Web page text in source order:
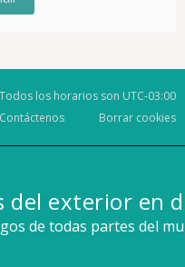
Todos los horarios son UTC-03:00
Borrar cookies
Contáctenos
del exterior en
de todas partes del